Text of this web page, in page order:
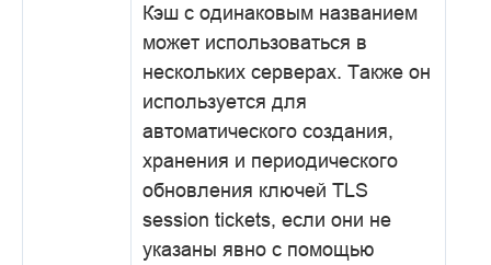
Кэш с одинаковым названием
может использоваться в
нескольких серверах. Также он
используется для
автоматического создания,
хранения и периодического
обновления ключей TLS
session tickets, если они не
указаны явно с помощью